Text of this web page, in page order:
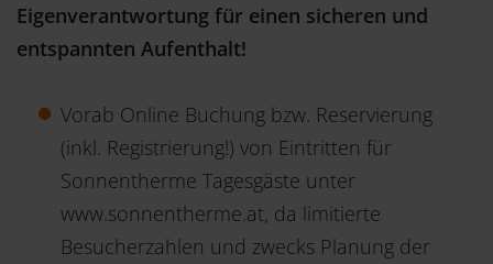
Eigenverantwortung für einen sicheren und
entspannten Aufenthalt!
Vorab Online Buchung bzw. Reservierung
(inkl. Registrierung!) von Eintritten für
Sonnentherme Tagesgäste unter
www.sonnentherme.at, da limitierte
Besucherzahlen und zwecks Planung der